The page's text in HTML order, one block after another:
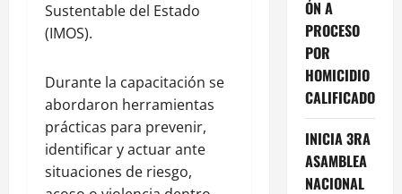
Sustentable del Estado
(IMOS).
Durante la capacitación se
abordaron herramientas
prácticas para prevenir,
identificar y actuar ante
situaciones de riesgo,
ÓN A
PROCESO
POR
HOMICIDIO
CALIFICADO
INICIA 3RA
ASAMBLEA
NACIONAL